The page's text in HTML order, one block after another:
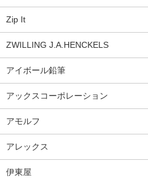
Zip It
ZWILLING J.A.HENCKELS
アイボール鉛筆
アックスコーポレーション
アモルフ
アレックス
伊東屋